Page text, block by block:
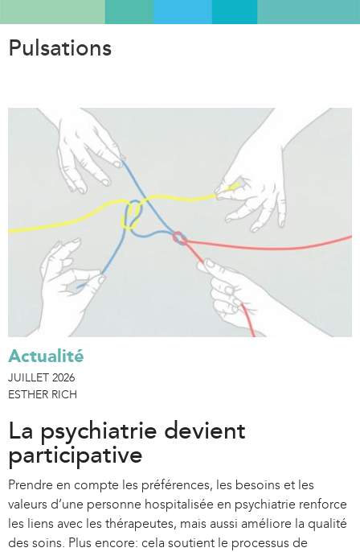
Pulsations
Actualité
JUILLET 2026
ESTHER RICH
La psychiatrie devient
participative
Prendre en compte les préférences, les besoins et les
valeurs d’une personne hospitalisée en psychiatrie renforce
les liens avec les thérapeutes, mais aussi améliore la qualité
des soins. Plus encore: cela soutient le processus de